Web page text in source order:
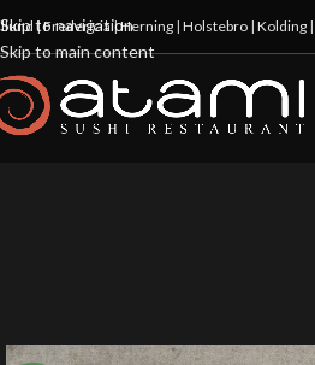
Skip to navigation
Skip to main content
|Fredericia|Herning | Holstebro | Kolding |